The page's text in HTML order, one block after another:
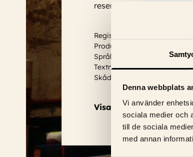
Denna webbplats
Vi använder
sociala medier och
till de sociala
med annan
reser bort en
Regissör: Bernardo Bertolucci
Produktionsår: 2003
Språk: Engelska
Textning: Svensk
Skådespelare:
Visa trailer